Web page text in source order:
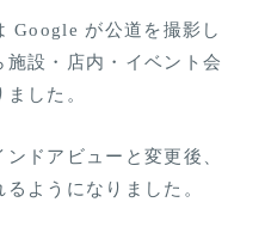
Google が公道を撮影し
設・店内・イベント会
した。
ドアビューと変更後、
ようになりました。